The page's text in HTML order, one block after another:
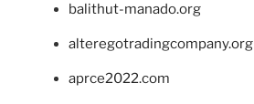
balithut-manado.org
alteregotradingcompany.org
aprce2022.com